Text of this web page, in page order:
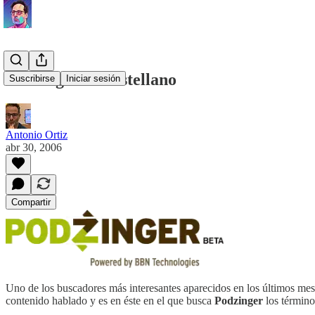
Suscribirse Iniciar sesión
Podzinger en castellano
Antonio Ortiz
abr 30, 2006
Compartir
Uno de los buscadores más interesantes aparecidos en los últimos
contenido hablado y es en éste en el que busca Podzinger los